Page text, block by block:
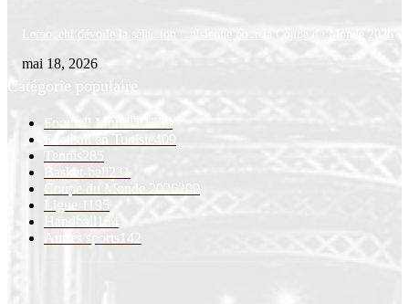
Lemouchi dévoile la sélection tunisienne pour la Coupe du Monde 2026
mai 18, 2026
Catégorie populaire
Football Mondial
1259
Football en Tunisie 409
Tennis
285
Basket-ball
231
Coupe du Monde 2026 209
Ligue 1
195
Handball
154
Autres sports 142